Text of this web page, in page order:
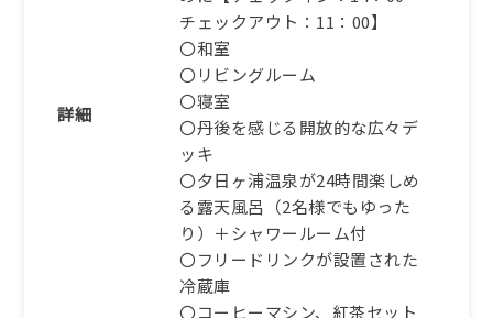
詳細
ふるさと納税宿泊クーポン対象施
設
【一泊朝食】＜当日ご予約
可＞静寂な時間と温泉を愉
しむ、自由な旅人に相応し
い朝食付宿泊プラン【ZX】
朝食のみ
77,385円/人/泊 ～
詳細
チェックアウト：11：00】
〇和室
〇リビングルーム
〇寝室
〇丹後を感じる開放的な広々デ
ッキ
〇夕日ヶ浦温泉が24時間楽しめ
る露天風呂（2名様でもゆった
り）＋シャワールーム付
〇フリードリンクが設置された
冷蔵庫
〇コーヒーマシン、紅茶セット